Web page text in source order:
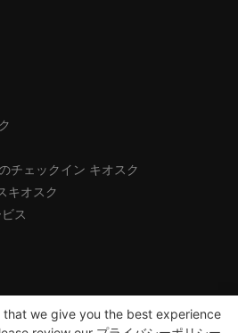
チェックイン キオスク
キオスク
ス
that we give you the best experience